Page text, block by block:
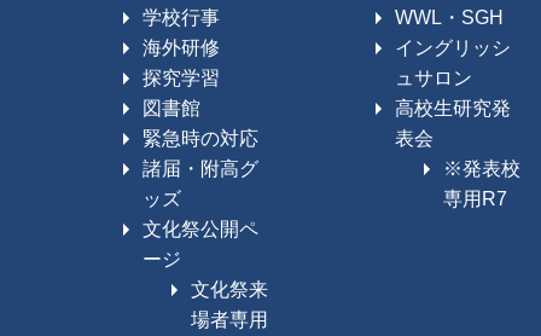
学校行事
海外研修
探究学習
図書館
緊急時の対応
諸届・附高グ
ッズ
文化祭公開ペ
ージ
文化祭来
場者専用
WWL・SGH
イングリッシ
ュサロン
高校生研究発
表会
※発表校
専用R7